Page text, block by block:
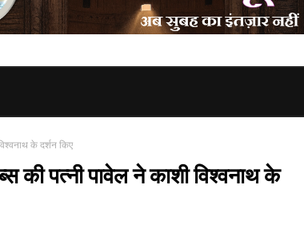
के दर्शन किए
पत्नी पावेल ने काशी विश्वनाथ के